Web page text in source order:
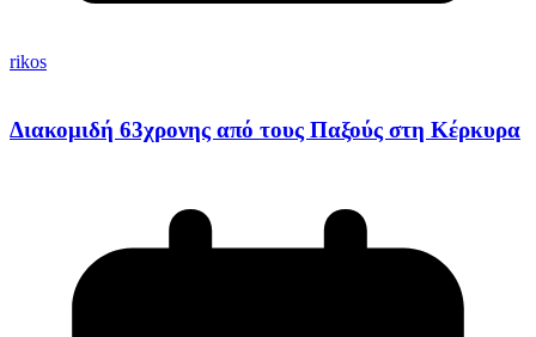
rikos
Διακομιδή 63χρονης από τους Παξούς στη Κέρκυρα